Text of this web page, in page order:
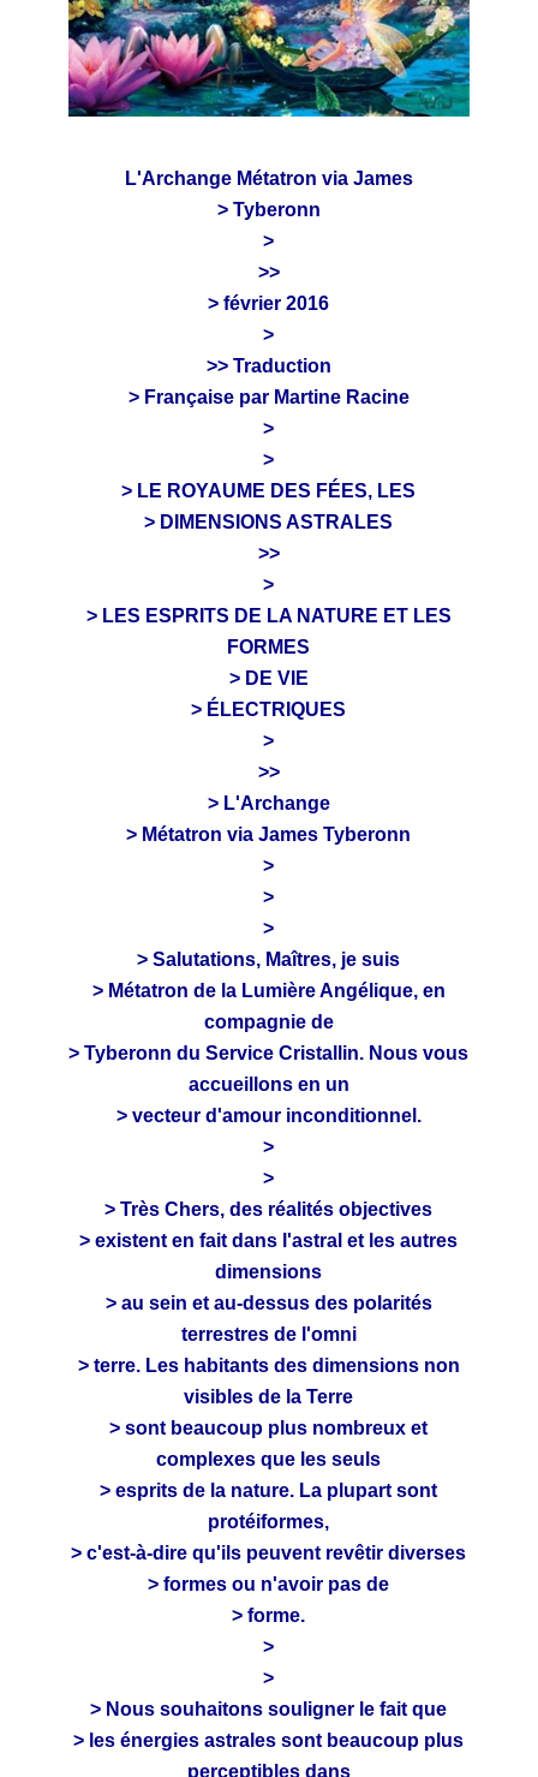
L'Archange Métatron via James
> Tyberonn
>
>>
> février 2016
>
>> Traduction
> Française par Martine Racine
>
>
> LE ROYAUME DES FÉES, LES
> DIMENSIONS ASTRALES
>>
>
> LES ESPRITS DE LA NATURE ET LES
FORMES
> DE VIE
> ÉLECTRIQUES
>
>>
> L'Archange
> Métatron via James Tyberonn
>
>
>
> Salutations, Maîtres, je suis
> Métatron de la Lumière Angélique, en
compagnie de
> Tyberonn du Service Cristallin. Nous vous
accueillons en un
> vecteur d'amour inconditionnel.
>
>
> Très Chers, des réalités objectives
> existent en fait dans l'astral et les autres
dimensions
> au sein et au-dessus des polarités
terrestres de l'omni
> terre. Les habitants des dimensions non
visibles de la Terre
> sont beaucoup plus nombreux et
complexes que les seuls
> esprits de la nature. La plupart sont
protéiformes,
> c'est-à-dire qu'ils peuvent revêtir diverses
> formes ou n'avoir pas de
> forme.
>
>
> Nous souhaitons souligner le fait que
> les énergies astrales sont beaucoup plus
perceptibles dans